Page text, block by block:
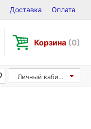
Доставка Оплата
Корзина (0)
Личный кабинет